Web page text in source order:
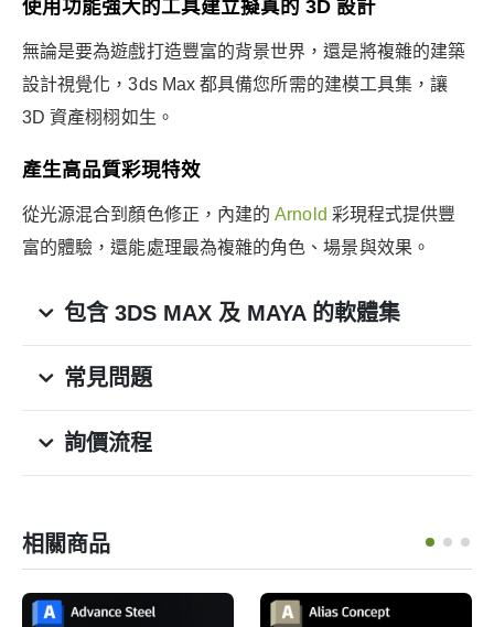
使用功能強大的工具建立擬真的 3D 設計
無論是要為遊戲打造豐富的背景世界，還是將複雜的建築
設計視覺化，3ds Max 都具備您所需的建模工具集，讓
3D 資產栩栩如生。
產生高品質彩現特效
從光源混合到顏色修正，內建的Arnold 彩現程式提供豐
富的體驗，還能處理最為複雜的角色、場景與效果。
包含 3DS MAX 及 MAYA 的軟體集
常見問題
詢價流程
相關商品